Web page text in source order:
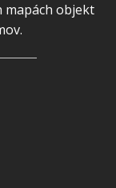
mapách objekt